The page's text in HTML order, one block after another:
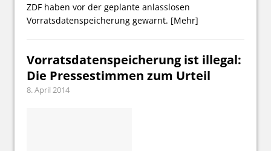
ZDF haben vor der geplante anlasslosen
Vorratsdatenspeicherung gewarnt. [Mehr]
Vorratsdatenspeicherung ist illegal:
Die Pressestimmen zum Urteil
8. April 2014